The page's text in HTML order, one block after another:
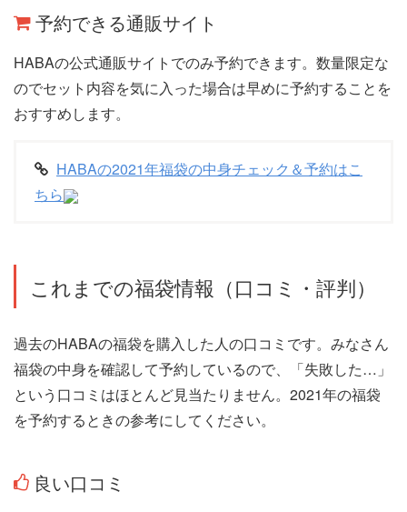
予約できる通販サイト
HABAの公式通販サイトでのみ予約できます。数量限定な
のでセット内容を気に入った場合は早めに予約することを
おすすめします。
HABAの2021年福袋の中身チェック＆予約はこ
ちら
これまでの福袋情報（口コミ・評判）
過去のHABAの福袋を購入した人の口コミです。みなさん
福袋の中身を確認して予約しているので、「失敗した…」
という口コミはほとんど見当たりません。2021年の福袋
を予約するときの参考にしてください。
良い口コミ